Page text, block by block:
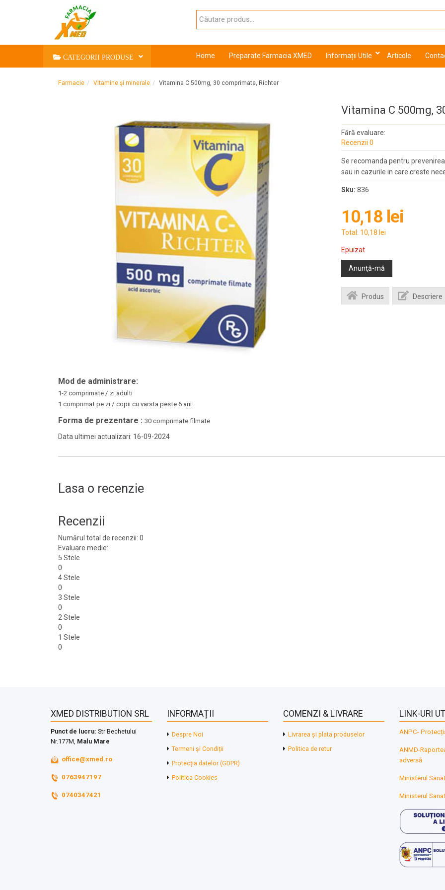
CATEGORII PRODUSE Home Preparate Farmacia XMED Informații Utile Articole
Farmacie Vitamine și minerale Vitamina C 500mg, 30 comprimate, Richter
Vitamina C 500mg,
Fără evaluare:
Recenzii 0
Se recomanda pentru
sau in cazurile in care creste
Sku: 836
10,18 lei
Total: 10,18 lei
Epuizat
Anunţă-mă
Produs Descriere
Mod de administrare:
1-2 comprimate / zi adulti
1 comprimat pe zi / copii cu varsta peste 6 ani
Forma de prezentare : 30 comprimate filmate
Data ultimei actualizari: 16-09-2024
Lasa o recenzie
Recenzii
Numărul total de recenzii: 0
Evaluare medie:
5 Stele
0
4 Stele
0
3 Stele
0
2 Stele
0
1 Stele
0
XMED DISTRIBUTION SRL
Punct de lucru: Str Bechetului
Nr.177M, Malu Mare
office@xmed.ro
0763947197
0740347421
INFORMAȚII
Despre Noi
Termeni și Condiții
Protecția datelor (GDPR)
Politica Cookies
COMENZI & LIVRARE
Livrarea și plata produselor
Politica de retur
LINK-URI
ANPC-
ANMD-
adversă
Ministerul
Ministerul